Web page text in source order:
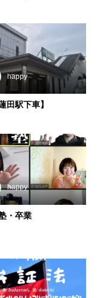
happy
田駅下車】
happy
・卒業